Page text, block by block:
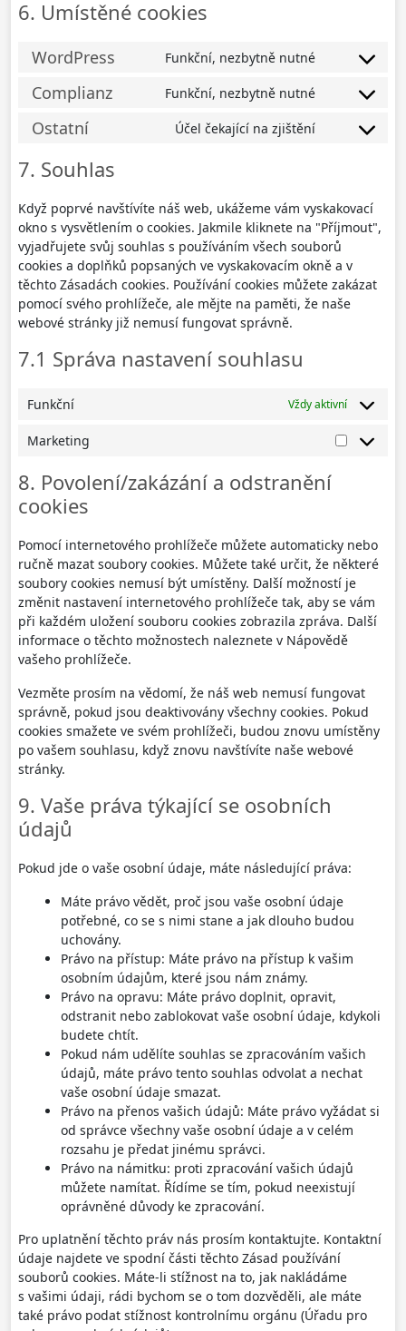
6. Umístěné cookies
WordPress Funkční, nezbytně nutné
Consent
service
wordpress
Complianz Funkční, nezbytně nutné
Consent
service
Ostatní Účel čekající na zjištění
Consent
7. Souhlas
Když poprvé navštívíte náš web, ukážeme vám vyskakovací
okno s vysvětlením o cookies. Jakmile kliknete na "Příjmout",
vyjadřujete svůj souhlas s používáním všech souborů
cookies a doplňků popsaných ve vyskakovacím okně a v
těchto Zásadách cookies. Používání cookies můžete zakázat
pomocí svého prohlížeče, ale mějte na paměti, že naše
webové stránky již nemusí fungovat správně.
7.1 Správa nastavení souhlasu
Funkční Vždy aktivní
Marketing
8. Povolení/zakázání a odstranění
cookies
Pomocí internetového prohlížeče můžete automaticky nebo
ručně mazat soubory cookies. Můžete také určit, že některé
soubory cookies nemusí být umístěny. Další možností je
změnit nastavení internetového prohlížeče tak, aby se vám
při každém uložení souboru cookies zobrazila zpráva. Další
informace o těchto možnostech naleznete v Nápovědě
vašeho prohlížeče.
Vezměte prosím na vědomí, že náš web nemusí fungovat
správně, pokud jsou deaktivovány všechny cookies. Pokud
cookies smažete ve svém prohlížeči, budou znovu umístěny
po vašem souhlasu, když znovu navštívíte naše webové
stránky.
9. Vaše práva týkající se osobních
údajů
Pokud jde o vaše osobní údaje, máte následující práva:
Máte právo vědět, proč jsou vaše osobní údaje
potřebné, co se s nimi stane a jak dlouho budou
uchovány.
Právo na přístup: Máte právo na přístup k vašim
osobním údajům, které jsou nám známy.
Právo na opravu: Máte právo doplnit, opravit,
odstranit nebo zablokovat vaše osobní údaje, kdykoli
budete chtít.
Pokud nám udělíte souhlas se zpracováním vašich
údajů, máte právo tento souhlas odvolat a nechat
vaše osobní údaje smazat.
Právo na přenos vašich údajů: Máte právo vyžádat si
od správce všechny vaše osobní údaje a v celém
rozsahu je předat jinému správci.
Právo na námitku: proti zpracování vašich údajů
můžete namítat. Řídíme se tím, pokud neexistují
oprávněné důvody ke zpracování.
Pro uplatnění těchto práv nás prosím kontaktujte. Kontaktní
údaje najdete ve spodní části těchto Zásad používání
souborů cookies. Máte-li stížnost na to, jak nakládáme
s vašimi údaji, rádi bychom se o tom dozvěděli, ale máte
také právo podat stížnost kontrolnímu orgánu (Úřadu pro